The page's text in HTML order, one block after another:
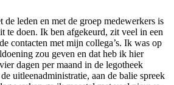
de leden en met de groep medewerkers is
te doen. Ik ben afgekeurd, zit veel in een
contacten met mijn collega’s. Ik was op
zou geven en dat heb ik hier
dagen per maand in de legotheek
uitleenadministratie, aan de balie spreek